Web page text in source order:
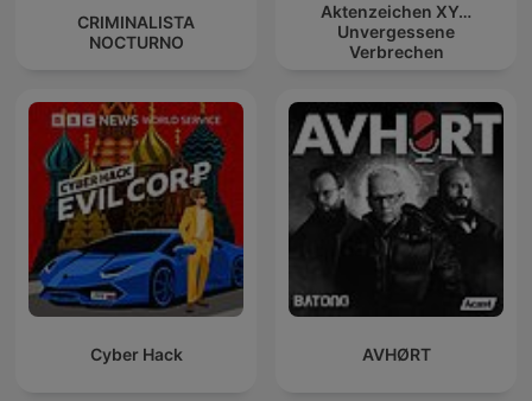
CRIMINALISTA
NOCTURNO
Aktenzeichen XY…
Unvergessene
Verbrechen
Cyber Hack AVHØRT